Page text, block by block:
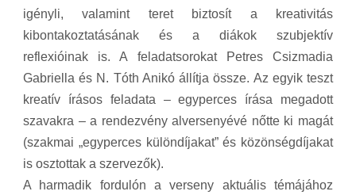
igényli, valamint teret biztosít a kreativitás
kibontakoztatásának és a diákok szubjektív
reflexióinak is. A feladatsorokat Petres Csizmadia
Gabriella és N. Tóth Anikó állítja össze. Az egyik teszt
kreatív írásos feladata – egyperces írása megadott
szavakra – a rendezvény alversenyévé nőtte ki magát
(szakmai „egyperces különdíjakat” és közönségdíjakat
is osztottak a szervezők).
A harmadik fordulón a verseny aktuális témájához